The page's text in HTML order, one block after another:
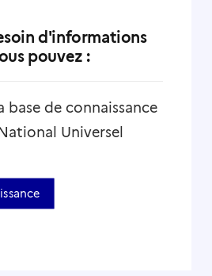
d'informations
pouvez :
base de connaissance
Universel